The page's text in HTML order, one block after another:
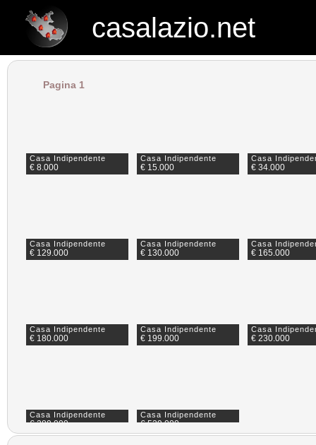
casalazio.net
Pagina 1
Casa Indipendente
€ 8.000
Casa Indipendente
€ 15.000
Casa
€ 34.000
Casa Indipendente
€ 129.000
Casa Indipendente
€ 130.000
Casa
€ 165.000
Casa Indipendente
€ 180.000
Casa Indipendente
€ 199.000
Casa
€ 230.000
Casa Indipendente
€ 280.000
Casa Indipendente
€ 529.000
casalazio.net